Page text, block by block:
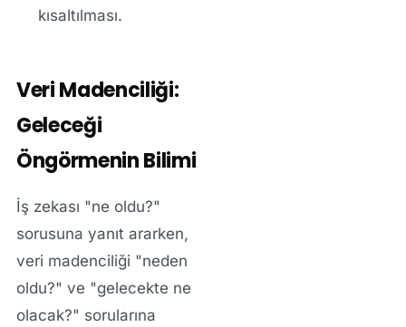
kısaltılması.
Veri Madenciliği:
Geleceği
Öngörmenin Bilimi
İş zekası "ne oldu?"
sorusuna yanıt ararken,
veri madenciliği "neden
oldu?" ve "gelecekte ne
olacak?" sorularına